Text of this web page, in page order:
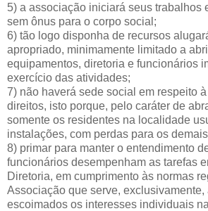
5) a associação iniciará seus trabalhos
sem ônus para o corpo social;
6) tão logo disponha de recursos
apropriado, minimamente limitado a
equipamentos, diretoria e funcionários
exercício das atividades;
7) não haverá sede social em respeito
direitos, isto porque, pelo caráter de
somente os residentes na localidade
instalações, com perdas para os
8) primar para manter o entendimento
funcionários desempenham as tarefas
Diretoria, em cumprimento às normas
Associação que serve, exclusivamente,
escoimados os interesses individuais